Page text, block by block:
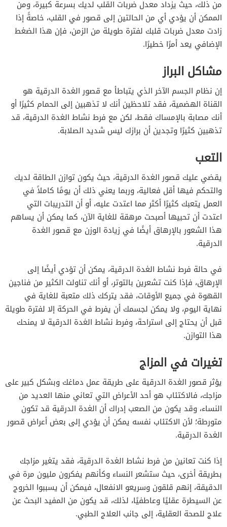
من ذلك، حيث يزداد معدل ضربات القلب لديك بسرعة كبيرة، ومن
الممكن أن يؤدي أي من الحالتين إلى قصور في القلب، خاصةً إذا
زادت معدل ضربات قلبك لفترة طويلة من الزمن، فإن هذا الضغط
الإضافي يعد أمرًا خطيرًا.
مشاكل البراز
إن نظام الجسم الآخر الذي يتباطأ مع قصور الغدة الدرقية هو
القناة الهضمية، فقد تلاحظين أنك لا تذهبين إلى الحمام كثيرًا أو
أنك مصابة بالإمساك فقط، لكن مع فرط نشاط الغدة الدرقية، قد
تذهبين كثيرًا وتجدين أن برازك ليس شديد الصلابة.
التعب
يقضي عليك قصور الغدة الدرقية، حيث يكون توازن الطاقة لديك
والتحكم فيها أقل فعالية، وربما يعني ذلك أن يومًا كاملاً في
العمل يتعبك كثيرًا أكثر مما اعتدت عليه، أو أن التدريبات التي
اعتدت أن تحبيها أصبحت مرهقة للغاية الآن، كما يمكن أن يساهم
هذا الشعور بالإرهاق أيضًا في زيادة الوزن مع قصور الغدة
الدرقية.
في حالة فرط نشاط الغدة الدرقية، يمكن أن تؤدي أيضًا إلى
الإرهاق، فإذا كنت تشعرين بالتوتر، أو أنك تناولت الكثير من فناجين
القهوة في جميع الأوقات، فقد يتركك ذلك متعبة للغاية في
نهاية اليوم، ولا يمكن لجسمك أن يفرط في الحركة إلا لفترة طويلة
قبل أن يحتاج إلى استراحة، وفرط نشاط الغدة الدرقية لا يمنحك
هذا التوازن.
تغيرات في المزاج
يؤثر قصور الغدة الدرقية على طريقة عمل دماغك وبشكل كبير على
مزاجك، فالاكتئاب هو أحد الأعراض التي تعاني منها العديد من
النساء، وقد يكون من الصعب إدراك أن الغدة الدرقية قد تكون
متورطة؛ لأن الاكتئاب نفسه يمكن أن يؤدي إلى بعض أعراض قصور
الغدة الدرقية.
إذا كنت تعانين من فرط نشاط الغدة الدرقية، فقد يتغير مزاجك
بطريقة أخرى، حيث ستشعر النساء وكأنهم يفكرون مليون مرة في
الدقيقة، إنهم قلقون وسريعو الانفعال، فيمكن أن يسببوا الخروج
عن السيطرة عقليًا وعاطفيًا، لذلك، قد يكون من المفيد البحث عن
علاج للصحة العقلية، إلى جانب العلاج الطبي.